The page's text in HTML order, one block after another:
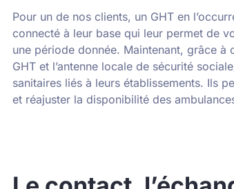
Pour un de nos clients, un GHT en
connecté à leur base qui leur permet de
une période donnée. Maintenant, grâce
GHT et l’antenne locale de sécurité
sanitaires liés à leurs établissements. Ils
et réajuster la disponibilité des